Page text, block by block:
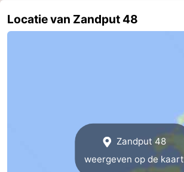
Natuur
-
Locatie van Zandput 48
Zandput 48
weergeven op de kaart